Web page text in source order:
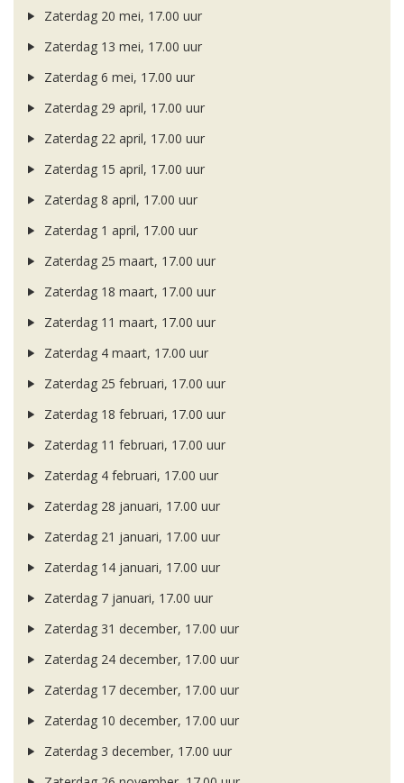
Zaterdag 20 mei, 17.00 uur
Zaterdag 13 mei, 17.00 uur
Zaterdag 6 mei, 17.00 uur
Zaterdag 29 april, 17.00 uur
Zaterdag 22 april, 17.00 uur
Zaterdag 15 april, 17.00 uur
Zaterdag 8 april, 17.00 uur
Zaterdag 1 april, 17.00 uur
Zaterdag 25 maart, 17.00 uur
Zaterdag 18 maart, 17.00 uur
Zaterdag 11 maart, 17.00 uur
Zaterdag 4 maart, 17.00 uur
Zaterdag 25 februari, 17.00 uur
Zaterdag 18 februari, 17.00 uur
Zaterdag 11 februari, 17.00 uur
Zaterdag 4 februari, 17.00 uur
Zaterdag 28 januari, 17.00 uur
Zaterdag 21 januari, 17.00 uur
Zaterdag 14 januari, 17.00 uur
Zaterdag 7 januari, 17.00 uur
Zaterdag 31 december, 17.00 uur
Zaterdag 24 december, 17.00 uur
Zaterdag 17 december, 17.00 uur
Zaterdag 10 december, 17.00 uur
Zaterdag 3 december, 17.00 uur